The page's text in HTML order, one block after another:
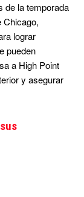
de la temporada
Chicago,
lograr
pueden
a High Point
y asegurar